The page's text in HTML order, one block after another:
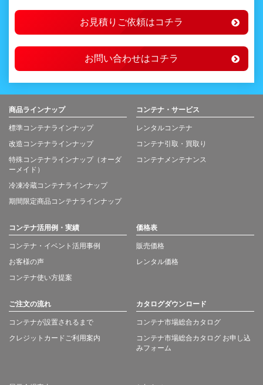
お見積りご依頼はコチラ
お問い合わせはコチラ
商品ラインナップ
標準コンテナラインナップ
改造コンテナラインナップ
特殊コンテナラインナップ（オーダ
ーメイド）
冷凍冷蔵コンテナラインナップ
期間限定商品コンテナラインナップ
コンテナ・サービス
レンタルコンテナ
コンテナ引取・買取り
コンテナメンテナンス
コンテナ活用例・実績
コンテナ・イベント活用事例
お客様の声
コンテナ使い方提案
価格表
販売価格
レンタル価格
ご注文の流れ
コンテナが設置されるまで
クレジットカードご利用案内
カタログダウンロード
コンテナ市場総合カタログ
コンテナ市場総合カタログ お申し込
みフォーム